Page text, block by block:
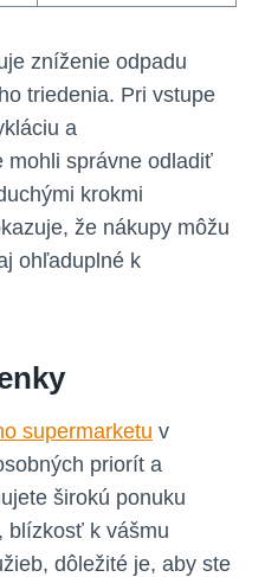
zníženie odpadu
triedenia. Pri vstupe
a
mohli správne odladiť
krokmi
že nákupy môžu
ohľaduplné k
supermarketu v
priorít a
širokú ponuku
blízkosť k vášmu
dôležité je, aby ste